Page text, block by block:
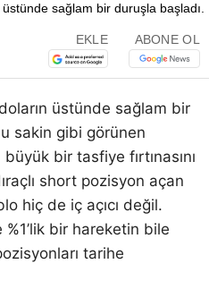
EKLE ABONE OL
üstünde sağlam bir
sakin gibi görünen
bir tasfiye fırtınasını
short pozisyon açan
hiç de iç açıcı değil.
bir hareketin bile
tarihe